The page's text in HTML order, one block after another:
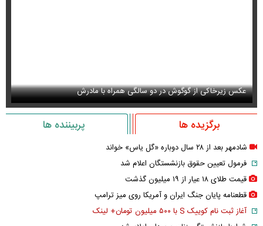
عکس زیرخاکی از گوگوش در دو سالگی همراه با مادرش
برگزیده ها پربیننده ها
شادمهر بعد از ۲۸ سال دوباره «گل یاس» خواند
فرمول تعیین حقوق بازنشستگان اعلام شد
قیمت طلای ۱۸ عیار از ۱۹ میلیون گذشت
قطعنامه پایان جنگ ایران و آمریکا روی میز ترامپ
آغاز ثبت نام کوییک S با ۵۰۰ میلیون تومان+ لینک